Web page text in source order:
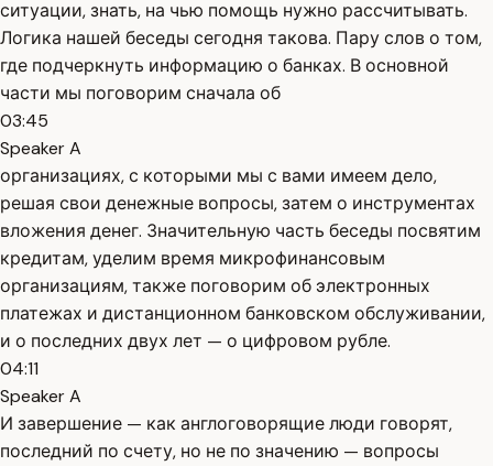
ситуации, знать, на чью помощь нужно рассчитывать.
Логика нашей беседы сегодня такова. Пару слов о том,
где подчеркнуть информацию о банках. В основной
части мы поговорим сначала об
03:45
Speaker A
организациях, с которыми мы с вами имеем дело,
решая свои денежные вопросы, затем о инструментах
вложения денег. Значительную часть беседы посвятим
кредитам, уделим время микрофинансовым
организациям, также поговорим об электронных
платежах и дистанционном банковском обслуживании,
и о последних двух лет — о цифровом рубле.
04:11
Speaker A
И завершение — как англоговорящие люди говорят,
последний по счету, но не по значению — вопросы